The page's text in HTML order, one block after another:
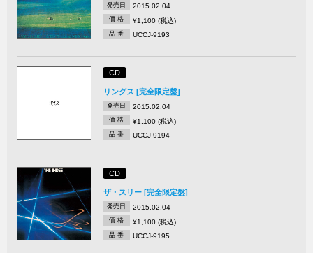
発売日 2015.02.04
価 格 ¥1,100 (税込)
品 番 UCCJ-9193
CD
リングス [完全限定盤]
発売日 2015.02.04
価 格 ¥1,100 (税込)
品 番 UCCJ-9194
CD
ザ・スリー [完全限定盤]
発売日 2015.02.04
価 格 ¥1,100 (税込)
品 番 UCCJ-9195